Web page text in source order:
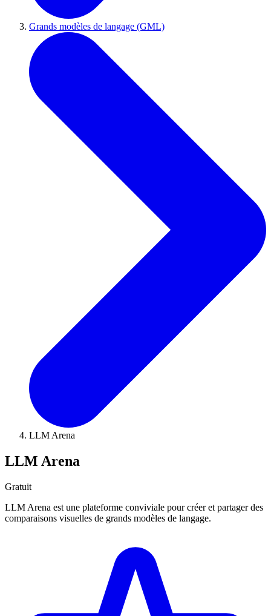
Grands modèles de langage (GML)
LLM Arena
LLM Arena
Gratuit
LLM Arena est une plateforme conviviale pour créer et partager des
comparaisons visuelles de grands modèles de langage.